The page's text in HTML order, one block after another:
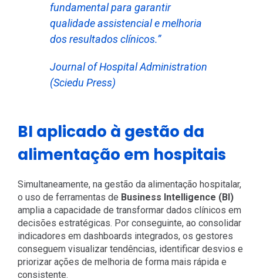
fundamental para garantir
qualidade assistencial e melhoria
dos resultados clínicos.”
Journal of Hospital Administration
(Sciedu Press)
BI aplicado à gestão da
alimentação em hospitais
Simultaneamente, na gestão da alimentação hospitalar,
o uso de ferramentas de Business Intelligence (BI)
amplia a capacidade de transformar dados clínicos em
decisões estratégicas. Por conseguinte, ao consolidar
indicadores em dashboards integrados, os gestores
conseguem visualizar tendências, identificar desvios e
priorizar ações de melhoria de forma mais rápida e
consistente.